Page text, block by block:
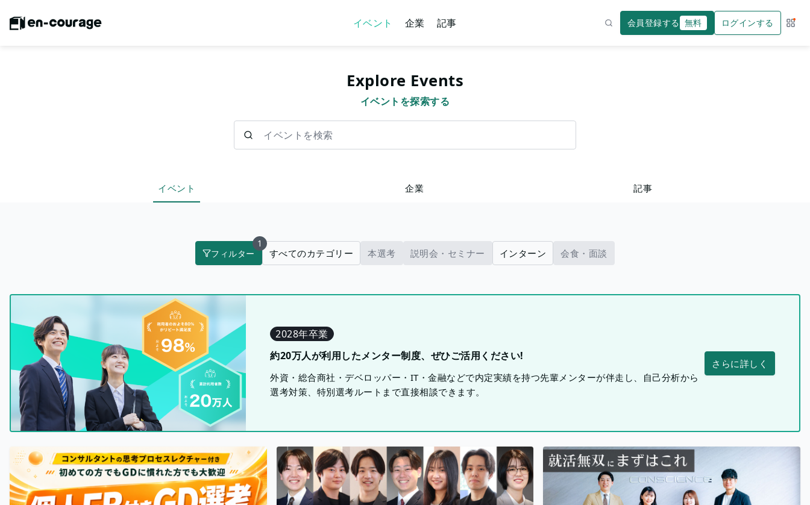
イベント 企業 記事 会員登録する 無料 ログインする サー
Explore Events
イベントを探索する
イベント 企業 記事
フィルター
1
すべてのカテゴリー 本選考 説明会・セミナー インターン 会食・面談
2028年卒業
約20万人が利用したメンター制度、ぜひご活用ください!
外資・総合商社・デベロッパー・IT・金融などで内定実績を持つ先輩メンターが伴走し、自己分析から
選考対策、特別選考ルートまで直接相談できます。
さらに詳しく